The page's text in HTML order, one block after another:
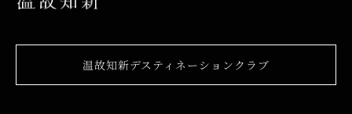
温故知新デスティネーションクラブ